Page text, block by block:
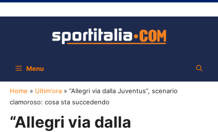
Menu
Home » Ultim'ora » “Allegri via dalla Juventus”, scenario
clamoroso: cosa sta succedendo
“Allegri via dalla